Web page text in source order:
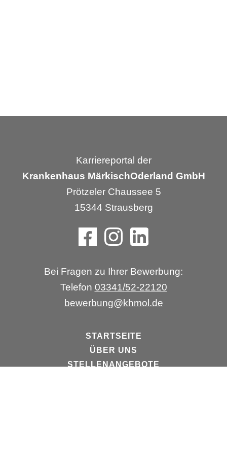
Karriereportal der
Krankenhaus MärkischOderland GmbH
Prötzeler Chaussee 5
15344 Strausberg
Bei Fragen zu Ihrer Bewerbung:
Telefon 03341/52-22120
bewerbung@khmol.de
STARTSEITE
ÜBER UNS
STELLENANGEBOTE